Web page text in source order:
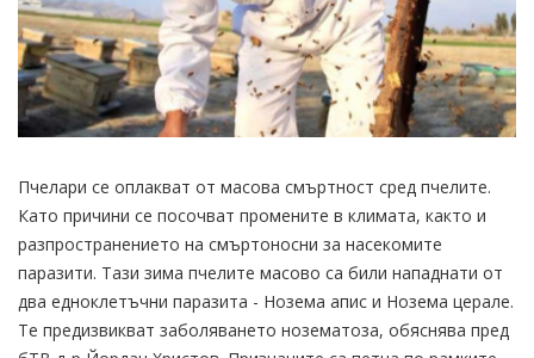
Пчелари се оплакват от масова смъртност сред пчелите.
Като причини се посочват промените в климата, както и
разпространението на смъртоносни за насекомите
паразити. Тази зима пчелите масово са били нападнати от
два едноклетъчни паразита - Нозема апис и Нозема церале.
Те предизвикват заболяването нозематоза, обяснява пред